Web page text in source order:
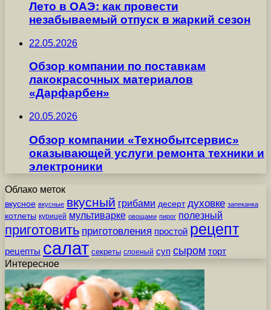
Лето в ОАЭ: как провести
незабываемый отпуск в жаркий сезон
22.05.2026
Обзор компании по поставкам
лакокрасочных материалов
«Дарфарбен»
20.05.2026
Обзор компании «Технобытсервис»
оказывающей услуги ремонта техники и
электроники
Облако меток
вкусное вкусные вкусный грибами десерт духовке запеканка
котлеты курицей мультиварке овощами пирог полезный
приготовить приготовления простой рецепт
рецепты салат секреты слоеный суп сыром торт
Интересное